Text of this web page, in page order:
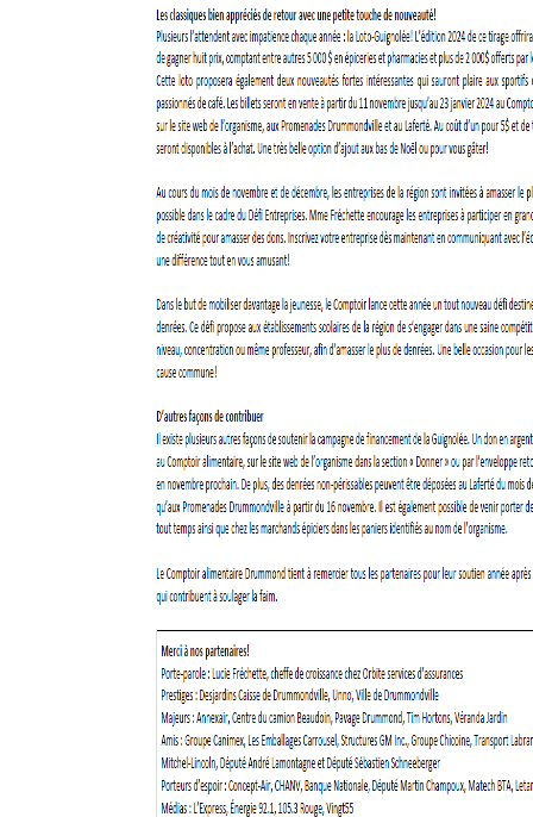
Billet de blogue de Followmybid
JOURNÉE DE LA GUIGNOLÉE
Nous joindre